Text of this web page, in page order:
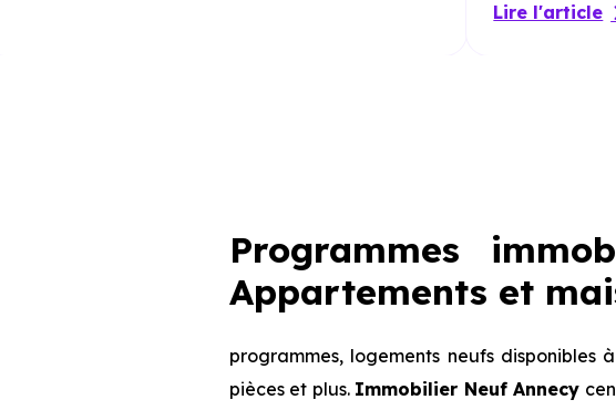
Lire l'article
Programmes
Appartements et
programmes, logements neufs disponibles
pièces et plus. Immobilier Neuf Annecy